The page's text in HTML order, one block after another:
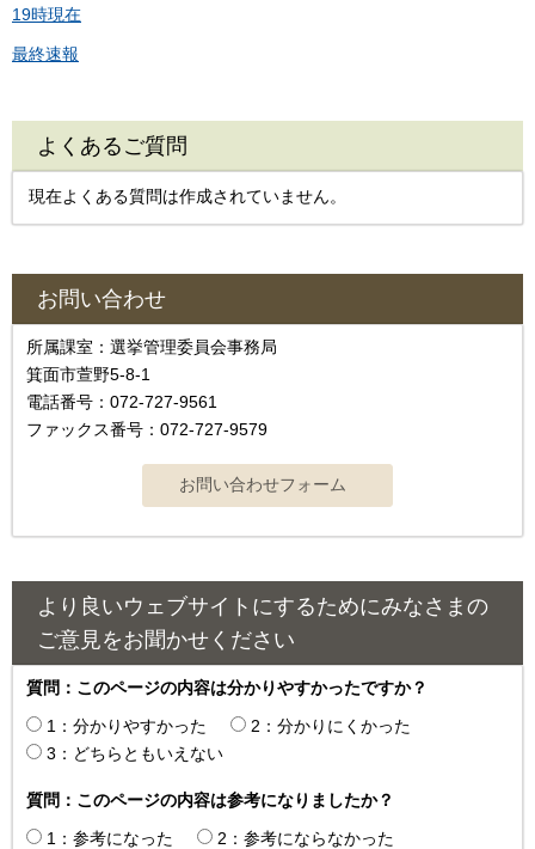
19時現在
最終速報
よくあるご質問
現在よくある質問は作成されていません。
お問い合わせ
所属課室：選挙管理委員会事務局
箕面市萱野5-8-1
電話番号：072-727-9561
ファックス番号：072-727-9579
より良いウェブサイトにするためにみなさまの
ご意見をお聞かせください
質問：このページの内容は分かりやすかったですか？
1：分かりやすかった
2：分かりにくかった
3：どちらともいえない
質問：このページの内容は参考になりましたか？
1：参考になった
2：参考にならなかった